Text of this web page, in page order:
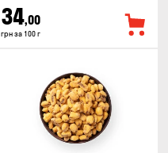
34,00
грн за 100 г